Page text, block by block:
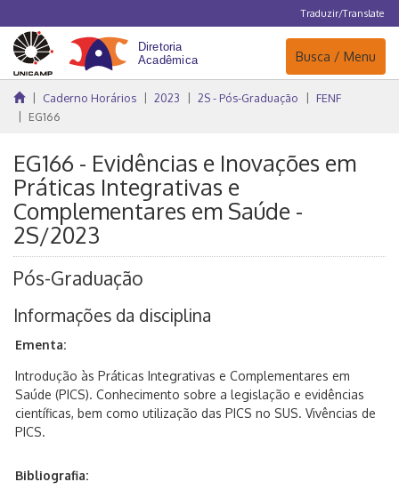
Traduzir/Translate
Navegação
Busca / Menu
Caderno Horários 2023 2S - Pós-Graduação
FENF
EG166
EG166 - Evidências e Inovações em
Práticas Integrativas e
Complementares em Saúde -
2S/2023
Pós-Graduação
Informações da disciplina
Ementa:
Introdução às Práticas Integrativas e Complementares em
Saúde (PICS). Conhecimento sobre a legislação e evidências
científicas, bem como utilização das PICS no SUS. Vivências de
PICS.
Bibliografia: